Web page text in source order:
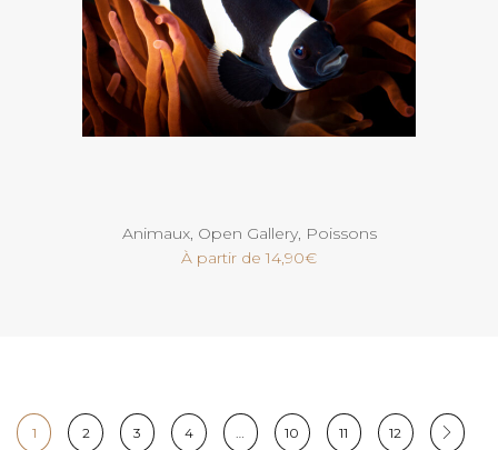
Animaux, Open Gallery, Poissons
À partir de14,90€
1 2 3 4 10 11 12